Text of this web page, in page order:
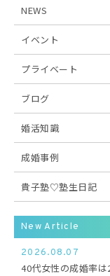
NEWS
イベント
プライベート
ブログ
婚活知識
成婚事例
貴子塾♡塾生日記
New Article
2026.08.07
40代女性の成婚率